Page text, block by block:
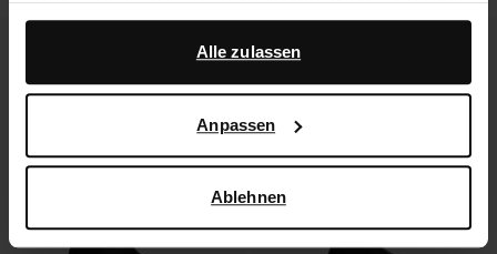
gesammelt haben.
Darüber hinaus arbeiten wir mit Google zu Werbe- und
darüber, wie Google Ihre personenbezogenen Daten
verwendet, finden Sie auf derSeite zur geschäftlichen
Alle zulassen
Anpassen
Ablehnen